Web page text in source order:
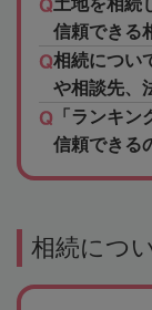
土地を相続
信頼できる
相続につい
や相談先、
「ランキ
信頼できる
相続につ